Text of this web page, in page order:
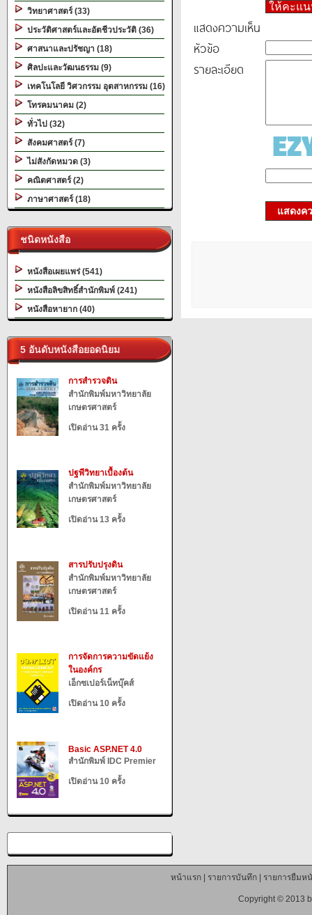
วิทยาศาสตร์ (33)
ประวัติศาสตร์และอัตชีวประวัติ (36)
ศาสนาและปรัชญา (18)
ศิลปะและวัฒนธรรม (9)
เทคโนโลยี วิศวกรรม อุตสาหกรรม (16)
โทรคมนาคม (2)
ทั่วไป (32)
สังคมศาสตร์ (7)
ไม่สังกัดหมวด (3)
คณิตศาสตร์ (2)
ภาษาศาสตร์ (18)
ชนิดหนังสือ
หนังสือเผยแพร่ (541)
หนังสือลิขสิทธิ์สำนักพิมพ์ (241)
หนังสือหายาก (40)
5 อันดับหนังสือยอดนิยม
การสำรวจดิน
สำนักพิมพ์มหาวิทยาลัย
เกษตรศาสตร์
เปิดอ่าน 31 ครั้ง
ปฐพีวิทยาเบื้องต้น
สำนักพิมพ์มหาวิทยาลัย
เกษตรศาสตร์
เปิดอ่าน 13 ครั้ง
สารปรับปรุงดิน
สำนักพิมพ์มหาวิทยาลัย
เกษตรศาสตร์
เปิดอ่าน 11 ครั้ง
การจัดการความขัดแย้ง
ในองค์กร
เอ็กซเปอร์เน็ทบุ๊คส์
เปิดอ่าน 10 ครั้ง
Basic ASP.NET 4.0
สำนักพิมพ์ IDC Premier
เปิดอ่าน 10 ครั้ง
ให้คะแ
แสดงความเห็น
หัวข้อ
รายละเอียด
แสดงค
หน้าแรก| รายการบันทึก| รายการยืมห
Copyright © 2013